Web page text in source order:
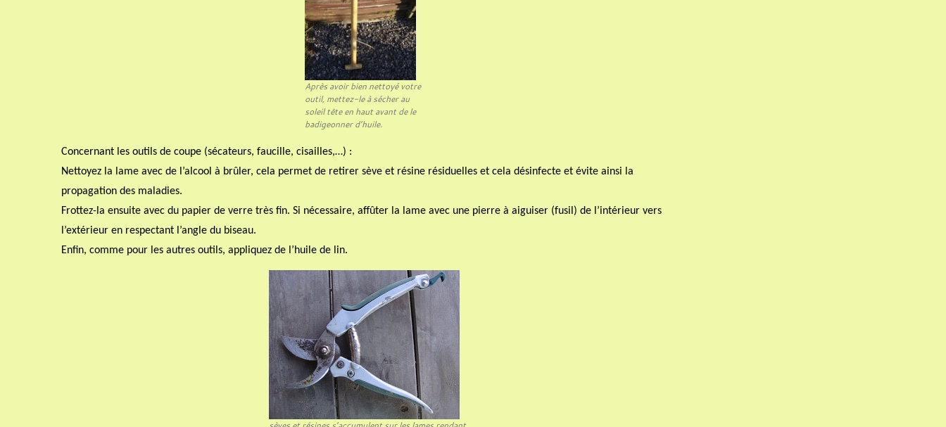
Après avoir bien nettoyé votre
outil, mettez-le à sécher au
soleil tête en haut avant de le
badigeonner d’huile.
Concernant les outils de coupe (sécateurs, faucille, cisailles,…) :
Nettoyez la lame avec de l’alcool à brûler, cela permet de retirer sève et résine résiduelles et cela désinfecte et évite ainsi la
propagation des maladies.
Frottez-la ensuite avec du papier de verre très fin. Si nécessaire, affûter la lame avec une pierre à aiguiser (fusil) de l’intérieur vers
l’extérieur en respectant l’angle du biseau.
Enfin, comme pour les autres outils, appliquez de l’huile de lin.